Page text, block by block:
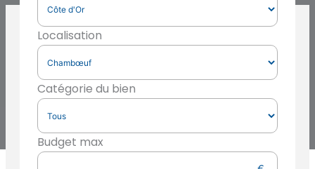
Localisation
Catégorie du bien
Budget max